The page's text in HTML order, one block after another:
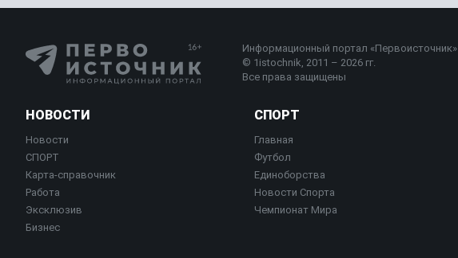
Информационный портал «Первоисточник»
© 1istochnik, 2011 – 2026 гг.
Все права защищены
НОВОСТИ
Новости
СПОРТ
Карта-справочник
Работа
Эксклюзив
Бизнес
СПОРТ
Главная
Футбол
Единоборства
Новости Спорта
Чемпионат Мира